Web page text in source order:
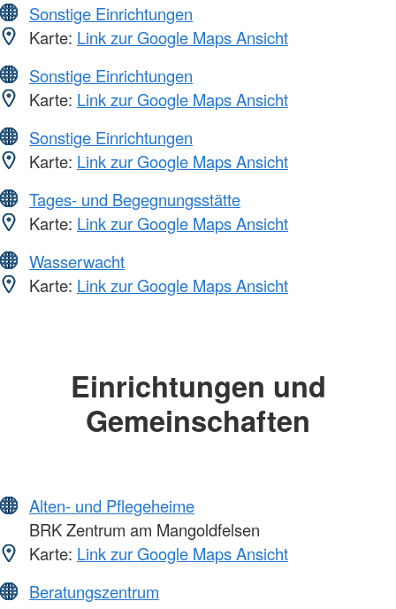
Sonstige Einrichtungen
Karte: Link zur Google Maps Ansicht
Sonstige Einrichtungen
Karte: Link zur Google Maps Ansicht
Sonstige Einrichtungen
Karte: Link zur Google Maps Ansicht
Tages- und Begegnungsstätte
Karte: Link zur Google Maps Ansicht
Wasserwacht
Karte: Link zur Google Maps Ansicht
Einrichtungen und
Gemeinschaften
Alten- und Pflegeheime
BRK Zentrum am Mangoldfelsen
Karte: Link zur Google Maps Ansicht
Beratungszentrum